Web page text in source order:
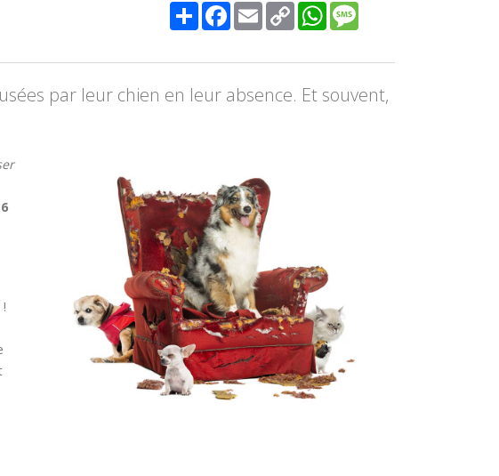
Share Facebook
Email Copy
Link
WhatsApp
par leur chien en leur absence. Et souvent,